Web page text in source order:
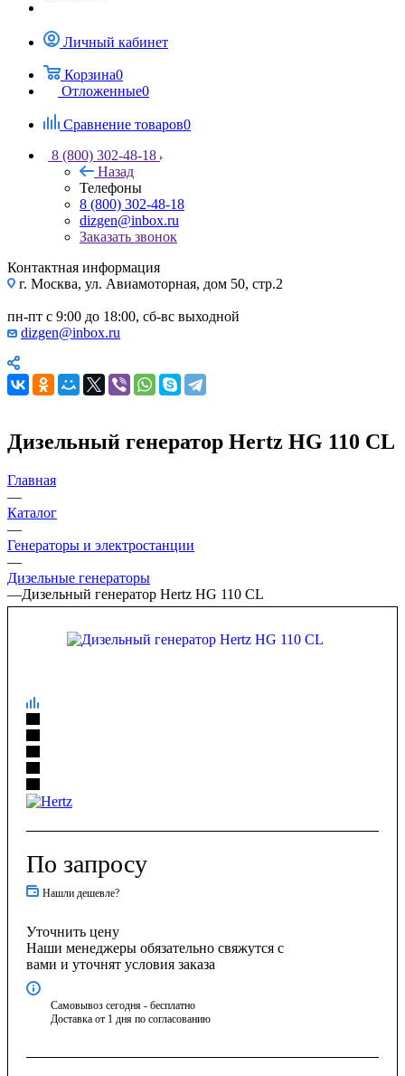
Личный кабинет
Корзина0
Отложенные0
Сравнение товаров0
8 (800) 302-48-18
Назад
Телефоны
8 (800) 302-48-18
dizgen@inbox.ru
Заказать звонок
Контактная информация
г. Москва, ул. Авиамоторная, дом 50, стр.2
пн-пт с 9:00 до 18:00, сб-вс выходной
dizgen@inbox.ru
Дизельный генератор Hertz HG 110 CL
Главная
—
Каталог
—
Генераторы и электростанции
—
Дизельные генераторы
—Дизельный генератор Hertz HG 110 CL
По запросу
Нашли дешевле?
Уточнить цену
Наши менеджеры обязательно свяжутся с
вами и уточнят условия заказа
Самовывоз сегодня - бесплатно
Доставка от 1 дня по согласованию